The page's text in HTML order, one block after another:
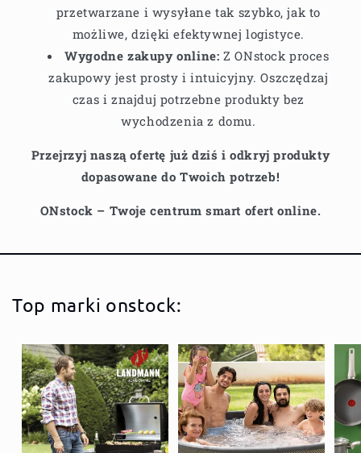
przetwarzane i wysyłane tak szybko, jak to
możliwe, dzięki efektywnej logistyce.
Wygodne zakupy online: Z ONstock proces
zakupowy jest prosty i intuicyjny. Oszczędzaj
czas i znajduj potrzebne produkty bez
wychodzenia z domu.
Przejrzyj naszą ofertę już dziś i odkryj produkty
dopasowane do Twoich potrzeb!
ONstock – Twoje centrum smart ofert online.
Top marki onstock: